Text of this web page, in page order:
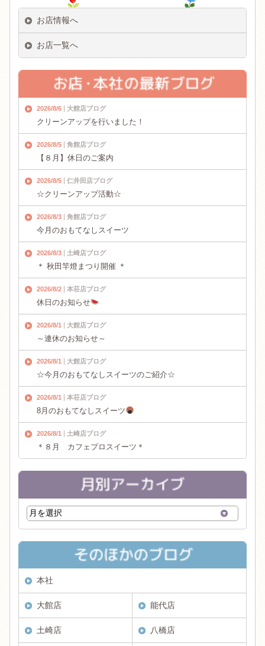
お店情報へ
お店一覧へ
2026/8/6 大館店ブログ
クリーンアップを行いました！
2026/8/5 角館店ブログ
【８月】休日のご案内
2026/8/5 仁井田店ブログ
☆クリーンアップ活動☆
2026/8/3 角館店ブログ
今月のおもてなしスイーツ
2026/8/3 土崎店ブログ
＊ 秋田竿燈まつり開催 ＊
2026/8/2 本荘店ブログ
休日のお知らせ
2026/8/1 大館店ブログ
～連休のお知らせ～
2026/8/1 大館店ブログ
☆今月のおもてなしスイーツのご紹介☆
2026/8/1 本荘店ブログ
8月のおもてなしスイーツ
2026/8/1 土崎店ブログ
＊８月 カフェプロスイーツ＊
本社
大館店 能代店
土崎店 八橋店